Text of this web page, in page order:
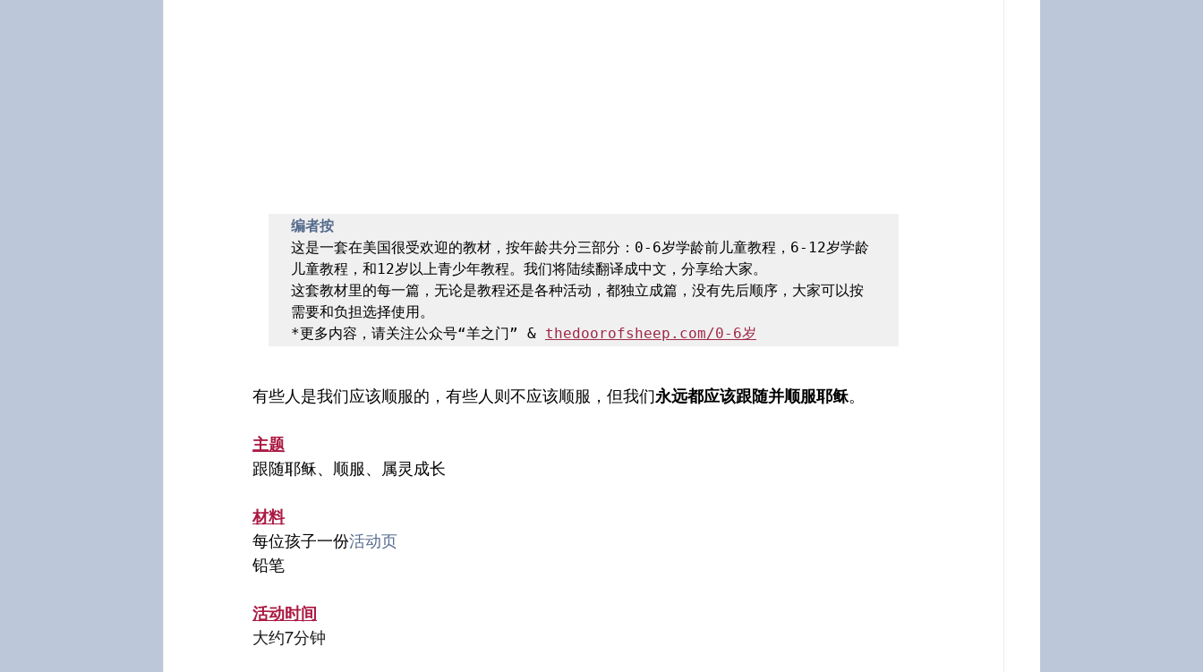
编者按
这是一套在美国很受欢迎的教材，按年龄共分三部分：0-6岁学龄前儿童教程，6-12岁学龄
儿童教程，和12岁以上青少年教程。我们将陆续翻译成中文，分享给大家。
这套教材里的每一篇，无论是教程还是各种活动，都独立成篇，没有先后顺序，大家可以按
需要和负担选择使用。
*更多内容，请关注公众号“羊之门” & thedoorofsheep.com/0-6岁
有些人是我们应该顺服的，有些人则不应该顺服，但我们永远都应该跟随并顺服耶稣。
主题
跟随耶稣、顺服、属灵成长
材料
每位孩子一份活动页
铅笔
活动时间
大约7分钟